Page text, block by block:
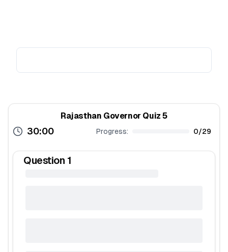
Rajasthan Governor Quiz 5
30:00 Progress: 0/29
Question 1